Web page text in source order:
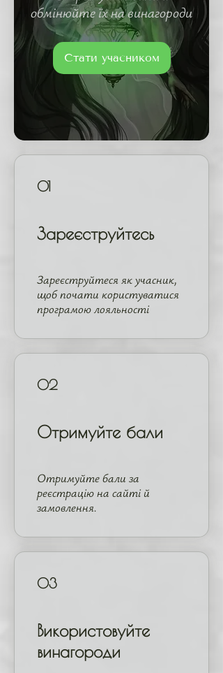
обмінюйте їх на винагороди
Стати учасником
01
Зареєструйтесь
Зареєструйтеся як учасник,
щоб почати користуватися
програмою лояльності
02
Отримуйте бали
Отримуйте бали за
реєстрацію на сайті й
замовлення.
03
Використовуйте
винагороди